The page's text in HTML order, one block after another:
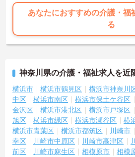
あなたにおすすめの介護・福
る
神奈川県の介護・福祉求人を近
横浜市 横浜市鶴見区 横浜市神奈川
中区
横浜市南区 横浜市保土ケ谷区
金沢区
横浜市港北区 横浜市戸塚区
旭区
横浜市緑区 横浜市瀬谷区 横
横浜市青葉区
横浜市都筑区 川崎市
幸区
川崎市中原区 川崎市高津区
前区
川崎市麻生区 相模原市 相模